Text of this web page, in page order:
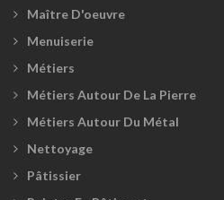
Maître D'oeuvre
Menuiserie
Métiers
Métiers Autour De La Pierre
Métiers Autour Du Métal
Nettoyage
Pâtissier